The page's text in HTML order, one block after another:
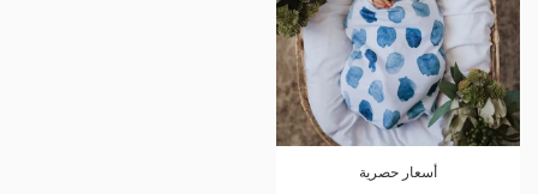
أسعار حصرية